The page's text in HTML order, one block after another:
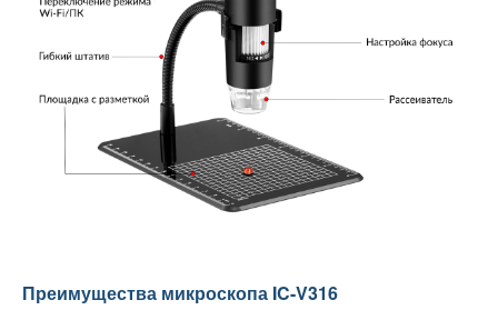
Преимущества микроскопа IC-V316